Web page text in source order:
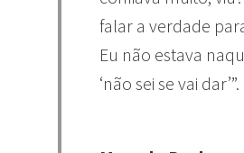
falar a verdade
Eu não estava
‘não sei se vai dar’”.